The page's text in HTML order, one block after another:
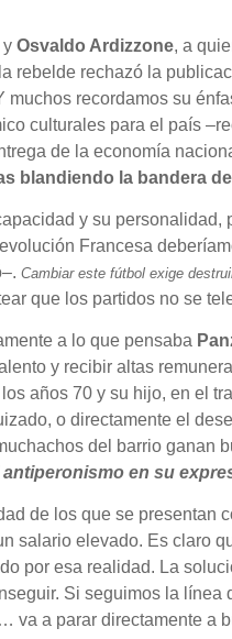
yOsvaldo Ardizzone, a
rebelde rechazó la
muchos recordamos su
culturales para el país
de la economía
blandiendo la bandera
y su
Francesa
Cambiar este fútbol exige
que los partidos no se
a lo que pensaba
y recibir altas
años 70 y su hijo, en el
o directamente el
del barrio ganan
en su
de los que se presentan
salario elevado. Es claro
por esa realidad. La
Si seguimos la
va a parar directamente a